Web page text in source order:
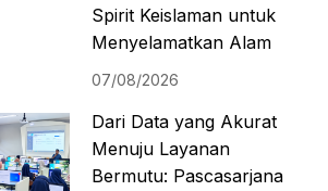
Spirit Keislaman untuk
Menyelamatkan Alam
07/08/2026
Dari Data yang Akurat
Menuju Layanan
Bermutu: Pascasarjana